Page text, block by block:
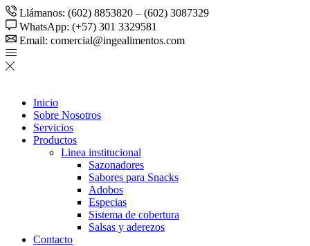
Llámanos: (602) 8853820 – (602) 3087329
WhatsApp: (+57) 301 3329581
Email: comercial@ingealimentos.com
Inicio
Sobre Nosotros
Servicios
Productos
Linea institucional
Sazonadores
Sabores para Snacks
Adobos
Especias
Sistema de cobertura
Salsas y aderezos
Contacto